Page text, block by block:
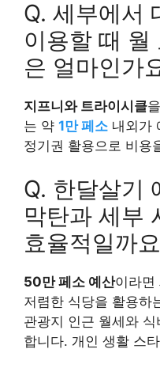
Q. 세부에서
이용할 때 월
은 얼마인가
지프니와 트라이시클
는 약 1만 페소 내외가
정기권 활용으로 비용
Q. 한달살기
막탄과 세부
효율적일까
50만 페소 예산이라면
저렴한 식당을 활용하
관광지 인근 월세와
합니다. 개인 생활 스